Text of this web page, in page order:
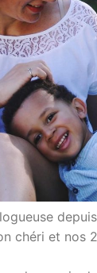
chéri et nos